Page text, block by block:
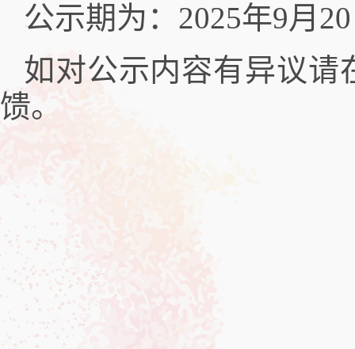
公示期为：2025年9月
如对公示内容有异议请
馈。